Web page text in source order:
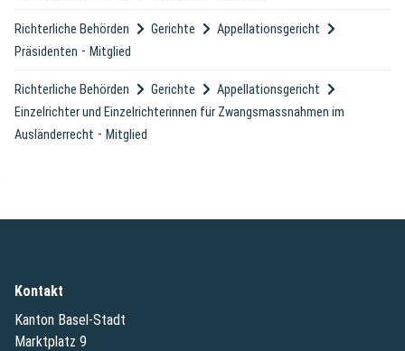
Richterliche Behörden Gerichte
Appellationsgericht
Präsidenten - Mitglied
Richterliche Behörden Gerichte
Appellationsgericht
Einzelrichter und Einzelrichterinnen für Zwangsmassnahmen im
Ausländerrecht - Mitglied
Kontakt
Kanton Basel-Stadt
Marktplatz 9